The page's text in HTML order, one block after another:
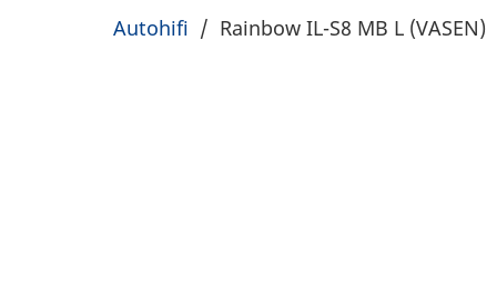
Autohifi / Rainbow IL-S8 MB L (VASEN)